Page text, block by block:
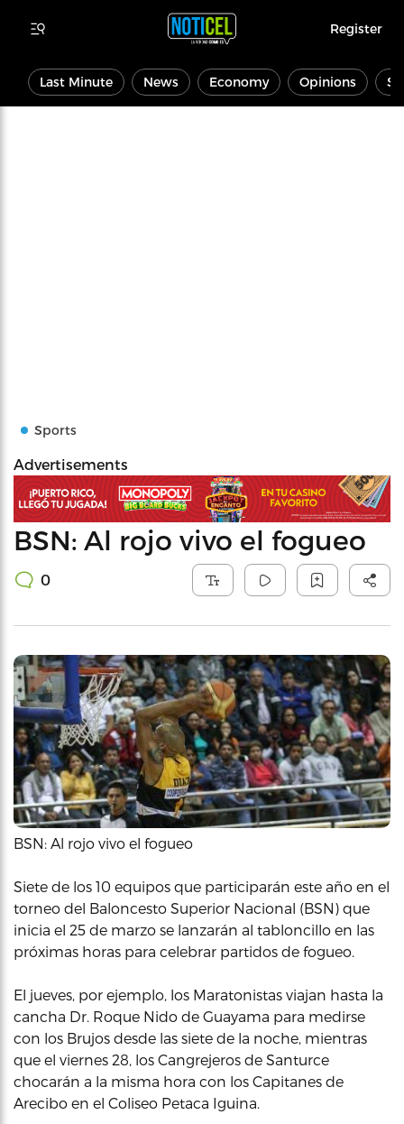
Register
Last Minute News Economy Opinions
Sports
Advertisements
BSN: Al rojo vivo el fogueo
0
BSN: Al rojo vivo el fogueo
Siete de los 10 equipos que participarán este año en el
torneo del Baloncesto Superior Nacional (BSN) que
inicia el 25 de marzo se lanzarán al tabloncillo en las
próximas horas para celebrar partidos de fogueo.
El jueves, por ejemplo, los Maratonistas viajan hasta la
cancha Dr. Roque Nido de Guayama para medirse
con los Brujos desde las siete de la noche, mientras
que el viernes 28, los Cangrejeros de Santurce
chocarán a la misma hora con los Capitanes de
Arecibo en el Coliseo Petaca Iguina.